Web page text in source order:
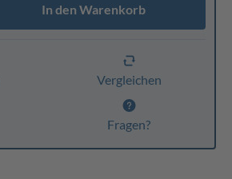
In den Warenkorb
Vergleichen
Fragen?